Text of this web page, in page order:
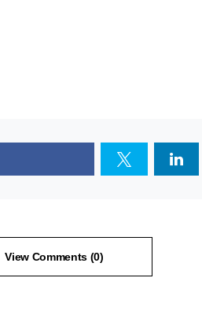
View Comments (0)